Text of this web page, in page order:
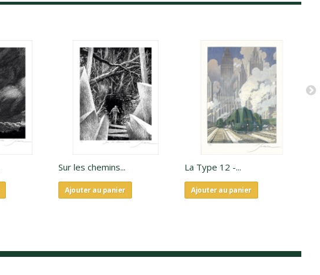
Sur les chemins...
Ajouter au panier
La Type 12 -...
Ajouter au panier